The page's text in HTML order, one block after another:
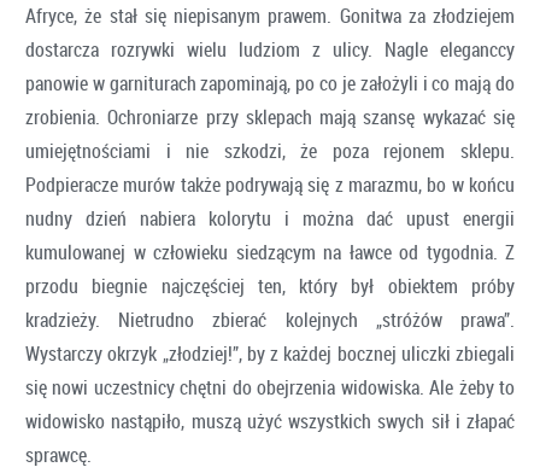
Afryce, że stał się niepisanym prawem. Gonitwa za złodziejem
dostarcza rozrywki wielu ludziom z ulicy. Nagle eleganccy
panowie w garniturach zapominają, po co je założyli i co mają do
zrobienia. Ochroniarze przy sklepach mają szansę wykazać się
umiejętnościami i nie szkodzi, że poza rejonem sklepu.
Podpieracze murów także podrywają się z marazmu, bo w końcu
nudny dzień nabiera kolorytu i można dać upust energii
kumulowanej w człowieku siedzącym na ławce od tygodnia. Z
przodu biegnie najczęściej ten, który był obiektem próby
kradzieży. Nietrudno zbierać kolejnych „stróżów prawa”.
Wystarczy okrzyk „złodziej!”, by z każdej bocznej uliczki zbiegali
się nowi uczestnicy chętni do obejrzenia widowiska. Ale żeby to
widowisko nastąpiło, muszą użyć wszystkich swych sił i złapać
sprawcę.